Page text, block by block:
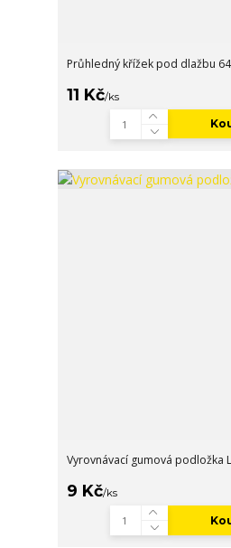
Průhledný křížek pod dlažbu
11 Kč/ks
Vyrovnávací gumová podložka
9 Kč/ks